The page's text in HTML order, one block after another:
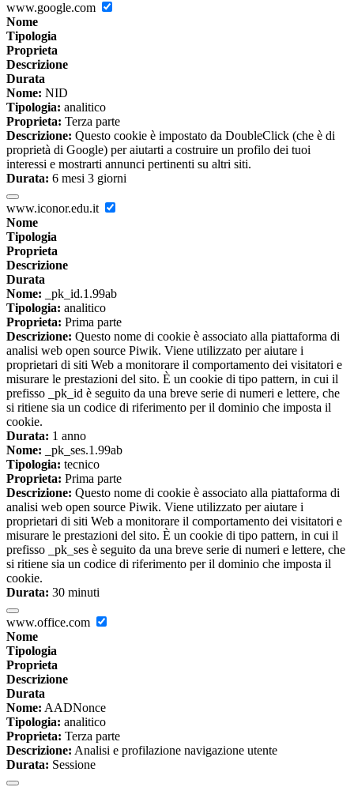
www.google.com
Nome
Tipologia
Proprieta
Descrizione
Durata
Nome: NID
Tipologia: analitico
Proprieta: Terza parte
Descrizione: Questo cookie è impostato da DoubleClick (che è di
proprietà di Google) per aiutarti a costruire un profilo dei tuoi
interessi e mostrarti annunci pertinenti su altri siti.
Durata: 6 mesi 3 giorni
www.iconor.edu.it
Nome
Tipologia
Proprieta
Descrizione
Durata
Nome: _pk_id.1.99ab
Tipologia: analitico
Proprieta: Prima parte
Descrizione: Questo nome di cookie è associato alla piattaforma di
analisi web open source Piwik. Viene utilizzato per aiutare i
proprietari di siti Web a monitorare il comportamento dei visitatori e
misurare le prestazioni del sito. È un cookie di tipo pattern, in cui il
prefisso _pk_id è seguito da una breve serie di numeri e lettere, che
si ritiene sia un codice di riferimento per il dominio che imposta il
cookie.
Durata: 1 anno
Nome: _pk_ses.1.99ab
Tipologia: tecnico
Proprieta: Prima parte
Descrizione: Questo nome di cookie è associato alla piattaforma di
analisi web open source Piwik. Viene utilizzato per aiutare i
proprietari di siti Web a monitorare il comportamento dei visitatori e
misurare le prestazioni del sito. È un cookie di tipo pattern, in cui il
prefisso _pk_ses è seguito da una breve serie di numeri e lettere, che
si ritiene sia un codice di riferimento per il dominio che imposta il
cookie.
Durata: 30 minuti
www.office.com
Nome
Tipologia
Proprieta
Descrizione
Durata
Nome: AADNonce
Tipologia: analitico
Proprieta: Terza parte
Descrizione: Analisi e profilazione navigazione utente
Durata: Sessione